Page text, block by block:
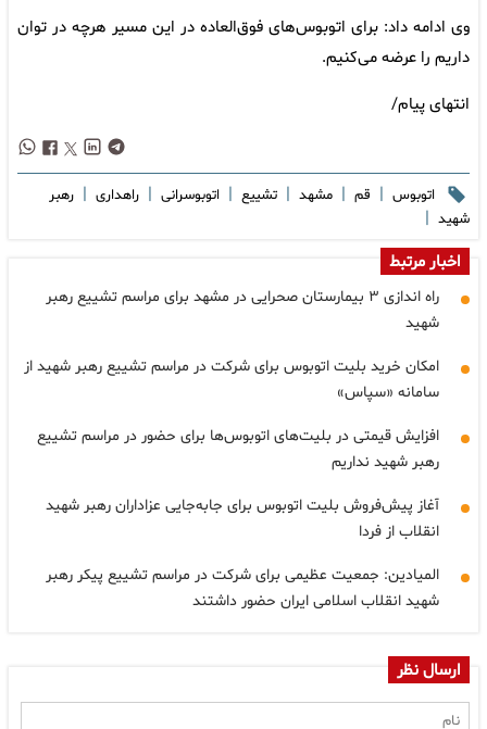
وی ادامه داد: برای اتوبوس‌های فوق‌العاده در این مسیر هرچه در توان
داریم را عرضه می‌کنیم.
انتهای پیام/
اتوبوس | قم | مشهد | تشییع | اتوبوسرانی | راهداری | رهبر
شهید |
اخبار مرتبط
راه اندازی ۳ بیمارستان صحرایی در مشهد برای مراسم تشییع رهبر
شهید
امکان خرید بلیت اتوبوس برای شرکت در مراسم تشییع رهبر شهید از
سامانه «سپاس»
افزایش قیمتی در بلیت‌های اتوبوس‌ها برای حضور در مراسم تشییع
رهبر شهید نداریم
آغاز پیش‌فروش بلیت اتوبوس برای جابه‌جایی عزاداران رهبر شهید
انقلاب از فردا
المیادین: جمعیت عظیمی برای شرکت در مراسم تشییع پیکر رهبر
شهید انقلاب اسلامی ایران حضور داشتند
ارسال نظر